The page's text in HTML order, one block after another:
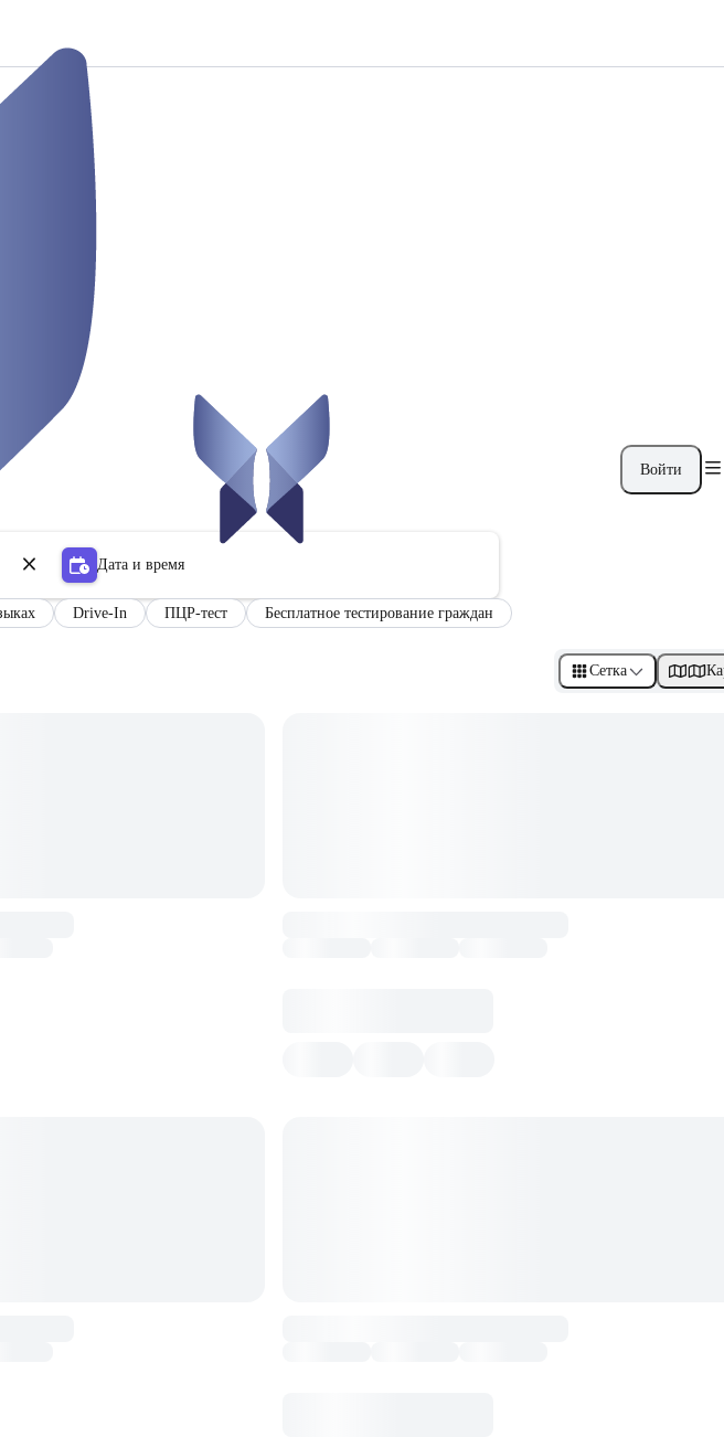
Войти
Дата и время
Drive-In ПЦР-тест Бесплатное тестирование граждан
Сетка